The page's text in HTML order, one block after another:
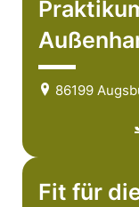
86199
Fit für